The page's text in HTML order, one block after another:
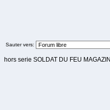
Sauter vers:
hors serie SOLDAT DU FEU